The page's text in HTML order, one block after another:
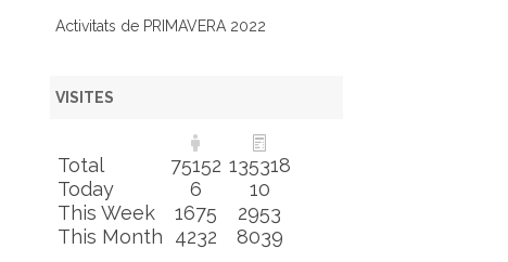
Activitats de PRIMAVERA 2022
VISITES
Total 75152 135318
Today
6
10
This Week
1675
2953
This Month
4232 8039